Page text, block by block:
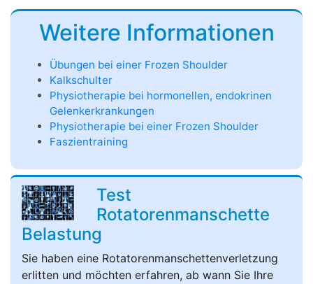
Weitere Informationen
Übungen bei einer Frozen Shoulder
Kalkschulter
Physiotherapie bei hormonellen, endokrinen
Gelenkerkrankungen
Physiotherapie bei einer Frozen Shoulder
Faszientraining
Test
Rotatorenmanschette
Belastung
Sie haben eine Rotatorenmanschettenverletzung
erlitten und möchten erfahren, ab wann Sie Ihre